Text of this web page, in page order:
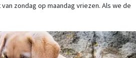
zondag op maandag vriezen. Als we de